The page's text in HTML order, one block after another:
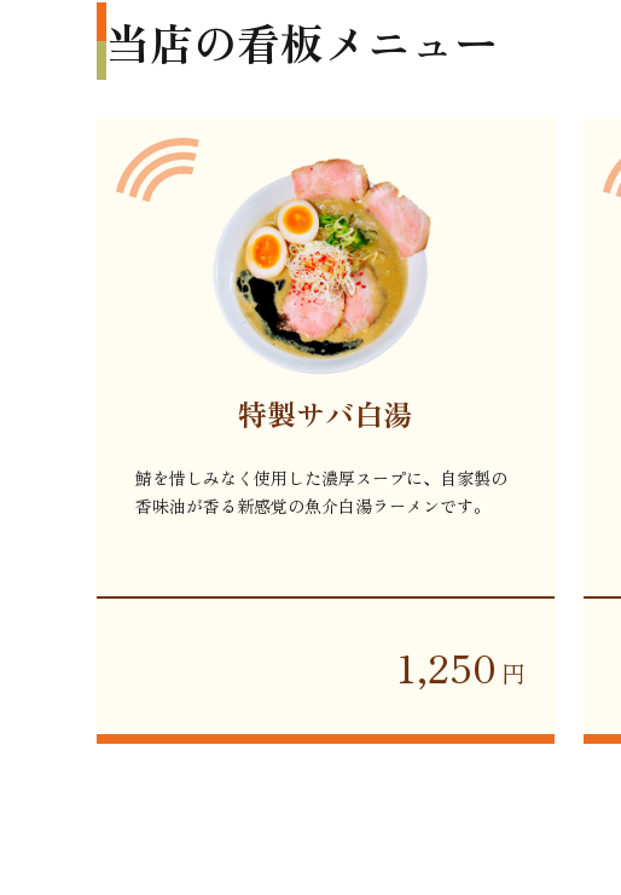
当店の看板メニュー
特製サバ白湯
鯖を惜しみなく使用した濃厚スープに、自家製の
香味油が香る新感覚の魚介白湯ラーメンです。
1,250 円